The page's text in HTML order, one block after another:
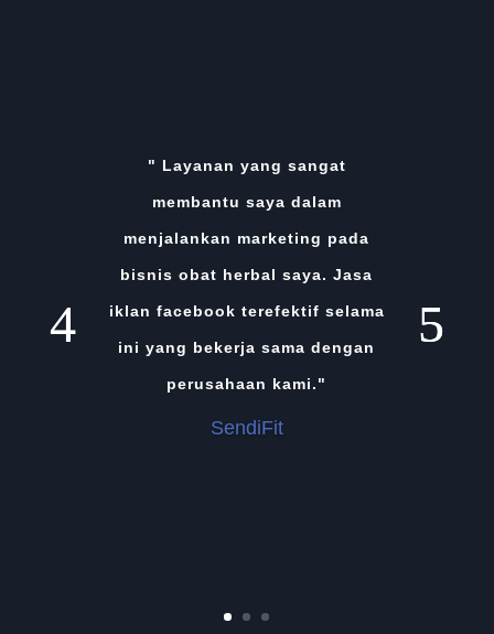
" Layanan yang sangat
membantu saya dalam
menjalankan marketing pada
bisnis obat herbal saya. Jasa
iklan facebook terefektif selama
ini yang bekerja sama dengan
perusahaan kami."
SendiFit